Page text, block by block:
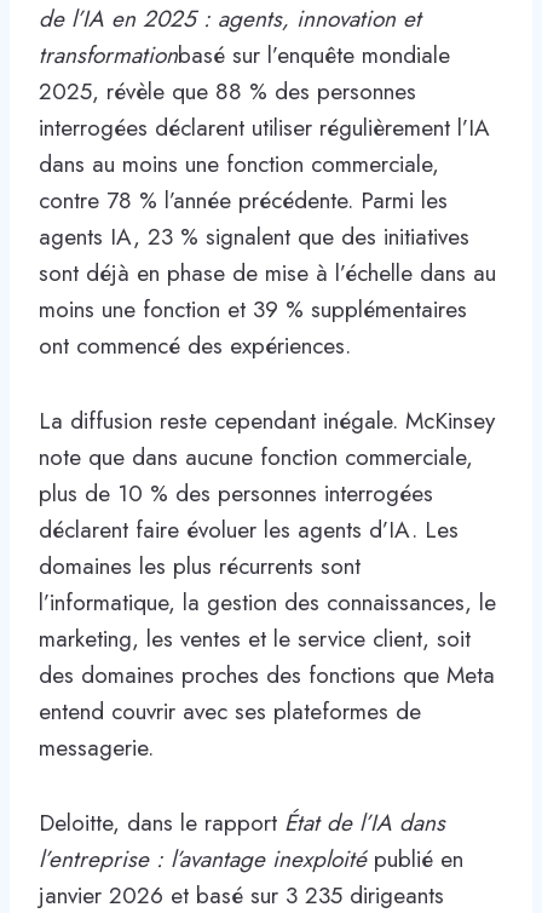
de l’IA en 2025 : agents, innovation et
transformationbasé sur l’enquête mondiale
2025, révèle que 88 % des personnes
interrogées déclarent utiliser régulièrement l’IA
dans au moins une fonction commerciale,
contre 78 % l’année précédente. Parmi les
agents IA, 23 % signalent que des initiatives
sont déjà en phase de mise à l’échelle dans au
moins une fonction et 39 % supplémentaires
ont commencé des expériences.
La diffusion reste cependant inégale. McKinsey
note que dans aucune fonction commerciale,
plus de 10 % des personnes interrogées
déclarent faire évoluer les agents d’IA. Les
domaines les plus récurrents sont
l’informatique, la gestion des connaissances, le
marketing, les ventes et le service client, soit
des domaines proches des fonctions que Meta
entend couvrir avec ses plateformes de
messagerie.
Deloitte, dans le rapport État de l’IA dans
l’entreprise : l’avantage inexploité publié en
janvier 2026 et basé sur 3 235 dirigeants